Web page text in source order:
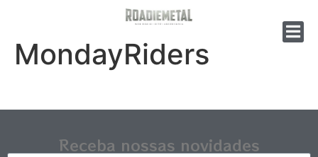
MondayRiders
Receba nossas novidades